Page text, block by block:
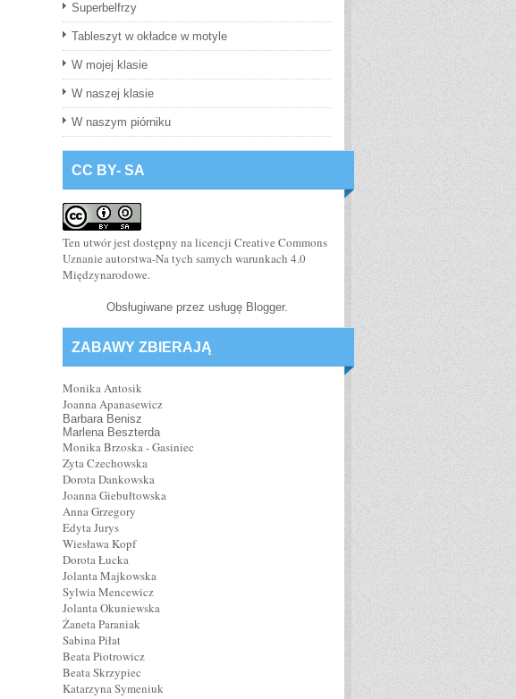
Superbelfrzy
Tableszyt w okładce w motyle
W mojej klasie
W naszej klasie
W naszym piórniku
CC BY- SA
Ten utwór jest dostępny nalicencji Creative Commons
Uznanie autorstwa-Na tych samych warunkach 4.0
Międzynarodowe.
Obsługiwane przez usługę Blogger.
ZABAWY ZBIERAJĄ
Monika Antosik
Joanna Apanasewicz
Barbara Benisz
Marlena Beszterda
Monika Brzoska - Gasiniec
Zyta Czechowska
Dorota Dankowska
Joanna Giebułtowska
Anna Grzegory
Edyta Jurys
Wiesława Kopf
Dorota Łucka
Jolanta Majkowska
Sylwia Mencewicz
Jolanta Okuniewska
Żaneta Paraniak
Sabina Piłat
Beata Piotrowicz
Beata Skrzypiec
Katarzyna Symeniuk